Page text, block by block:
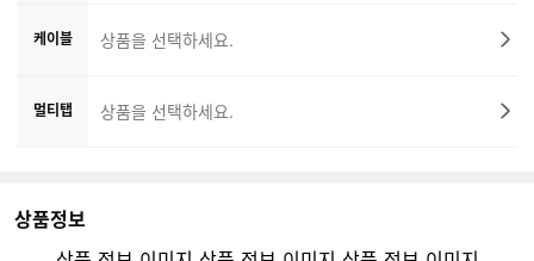
케이블 상품을 선택하세요.
멀티탭 상품을 선택하세요.
상품정보